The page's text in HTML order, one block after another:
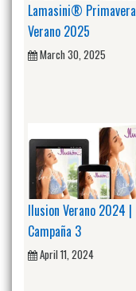
Lamasini® Primavera
Verano 2025
March 30, 2025
Ilusion Verano 2024 |
Campaña 3
April 11, 2024